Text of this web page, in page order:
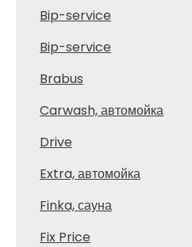
Bip-service
Bip-service
Brabus
Carwash, автомойка
Drive
Extra, автомойка
Finka, сауна
Fix Price